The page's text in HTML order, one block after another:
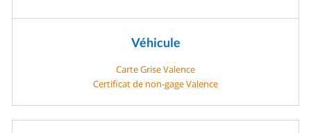
Véhicule
Carte Grise Valence
Certificat de non-gage Valence